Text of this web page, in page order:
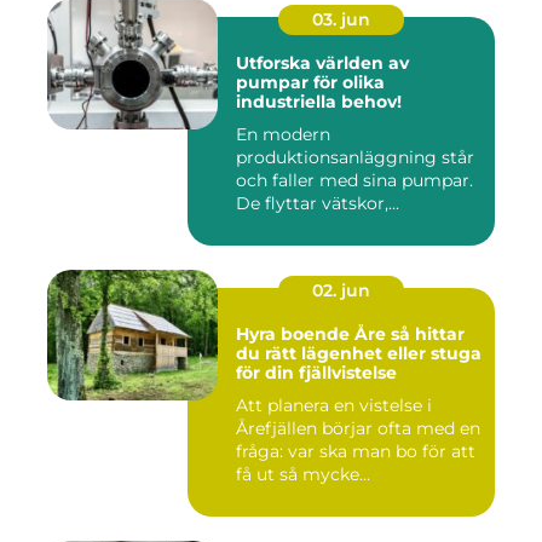
03. jun
Utforska världen av
pumpar för olika
industriella behov!
En modern
produktionsanläggning står
och faller med sina pumpar.
De flyttar vätskor,...
02. jun
Hyra boende Åre så hittar
du rätt lägenhet eller stuga
för din fjällvistelse
Att planera en vistelse i
Årefjällen börjar ofta med en
fråga: var ska man bo för att
få ut så mycke...